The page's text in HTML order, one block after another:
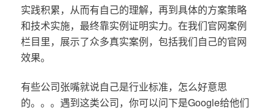
实践积累，从而有自己的理解，再到具体的方案策略
和技术实施，最终靠实例证明实力。在我们官网案例
栏目里，展示了众多真实案例，包括我们自己的官网
效果。
有些公司张嘴就说自己是行业标准，怎么好意思
的。。。遇到这类公司，你可以问下是Google给他们